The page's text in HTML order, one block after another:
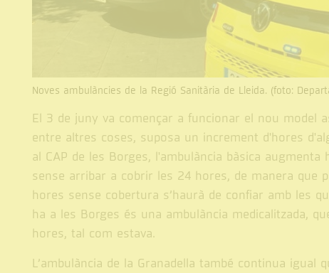
Noves ambulàncies de la Regió Sanitària de Lleida. (foto:
El 3 de juny va començar a funcionar el nou model
entre altres coses, suposa un increment d'hores
al CAP de les Borges, l'ambulància bàsica
sense arribar a cobrir les 24 hores, de manera que
hores sense cobertura s’haurà de confiar amb les
ha a les Borges és una ambulància medicalitzada,
hores, tal com estava.
L’ambulància de la Granadella també continua